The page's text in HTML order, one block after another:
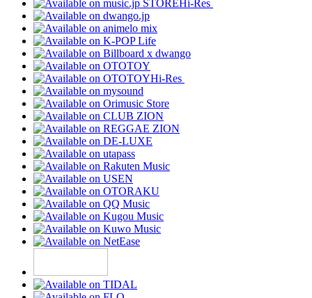
Hi-Res
Hi-Res